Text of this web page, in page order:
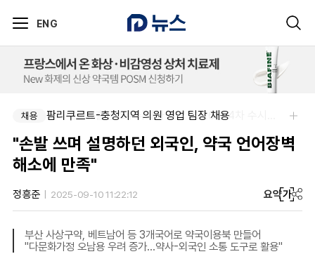
ENG
채용
채용 팜리쿠르트-충청지역 의원 영업 팀장 채용
"손발 쓰며 설명하던 외국인, 약국 언어장벽
해소에 만족"
정흥준 2025-09-10 11:22:12 요약가
부산 사상구약, 베트남어 등 3개국어로 약국이용북 만들어
"다문화가정 오남용 우려 증가...약사-외국인 소통 도구로 활용"